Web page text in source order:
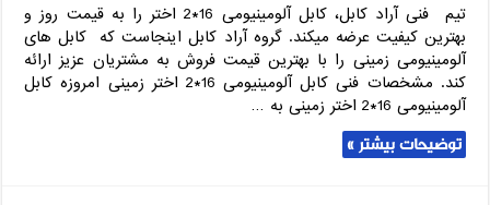
تیم فنی آراد کابل، کابل آلومینیومی 16*2 اختر را به قیمت روز و
بهترین کیفیت عرضه میکند. گروه آراد کابل اینجاست که کابل های
آلومینیومی زمینی را با بهترین قیمت فروش به مشتریان عزیز ارائه
کند. مشخصات فنی کابل آلومینیومی 16*2 اختر زمینی امروزه کابل
آلومینیومی 16*2 اختر زمینی به …
توضیحات بیشتر »